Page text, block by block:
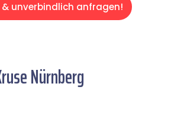
& unverbindlich anfragen!
Nürnberg